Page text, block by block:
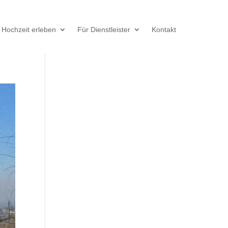
Hochzeit erleben Für Dienstleister Kontakt